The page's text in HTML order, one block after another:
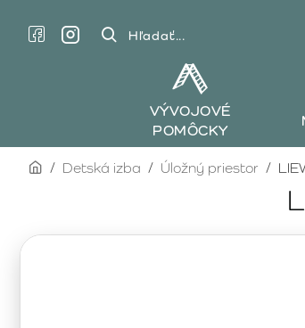
Hľadať...
VÝVOJOVÉ
POMÔCKY
homeDetská izba Úložný priestor